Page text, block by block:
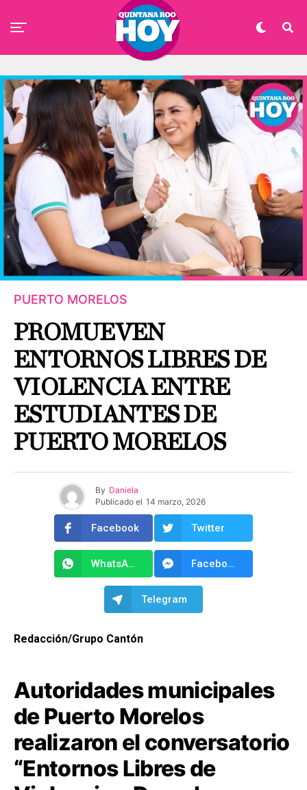
PUERTO MORELOS
PROMUEVEN
ENTORNOS LIBRES DE
VIOLENCIA ENTRE
ESTUDIANTES DE
PUERTO MORELOS
By Daniela
Publicado el 14 marzo, 2026
Facebook Twitter
WhatsApp Facebook Messenger
Telegram
Redacción/Grupo Cantón
Autoridades municipales
de Puerto Morelos
realizaron el conversatorio
“Entornos Libres de